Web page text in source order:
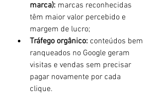
marca): marcas reconhecidas
têm maior valor percebido e
margem de lucro;
Tráfego orgânico: conteúdos bem
ranqueados no Google geram
visitas e vendas sem precisar
pagar novamente por cada
clique.